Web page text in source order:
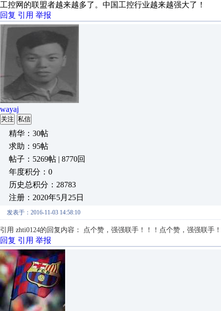
工控网的联盟者越来越多了。中国工控行业越来越强大了！
回复 引用 举报
wayaj
关注 私信
精华：30帖
求助：95帖
帖子：5269帖 | 8770回
年度积分：0
历史总积分：28783
注册：2020年5月25日
发表于：2016-11-03 14:58:10
引用 zhti0124的回复内容： 点个赞，强强联手！！！ 点个赞，强强联手
回复 引用 举报